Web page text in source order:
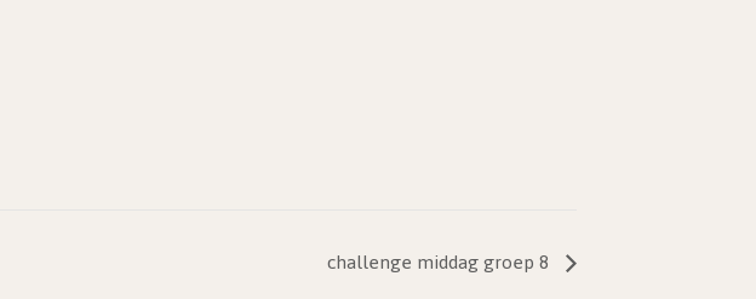
challenge middag groep 8